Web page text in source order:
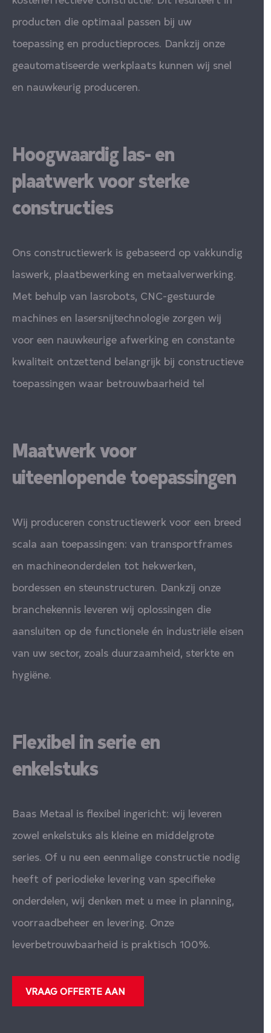
producten die optimaal passen bij uw
toepassing en productieproces. Dankzij onze
geautomatiseerde werkplaats kunnen wij snel
en nauwkeurig produceren.
Hoogwaardig las- en
plaatwerk voor sterke
constructies
Ons constructiewerk is gebaseerd op vakkundig
laswerk, plaatbewerking en metaalverwerking.
Met behulp van lasrobots, CNC-gestuurde
machines en lasersnijtechnologie zorgen wij
voor een nauwkeurige afwerking en constante
kwaliteit ontzettend belangrijk bij constructieve
toepassingen waar betrouwbaarheid tel
Maatwerk voor
uiteenlopende toepassingen
Wij produceren constructiewerk voor een breed
scala aan toepassingen: van transportframes
en machineonderdelen tot hekwerken,
bordessen en steunstructuren. Dankzij onze
branchekennis leveren wij oplossingen die
aansluiten op de functionele én industriële eisen
van uw sector, zoals duurzaamheid, sterkte en
hygiëne.
Flexibel in serie en
enkelstuks
Baas Metaal is flexibel ingericht: wij leveren
zowel enkelstuks als kleine en middelgrote
series. Of u nu een eenmalige constructie nodig
heeft of periodieke levering van specifieke
onderdelen, wij denken met u mee in planning,
voorraadbeheer en levering. Onze
leverbetrouwbaarheid is praktisch 100%.
VRAAG OFFERTE AAN